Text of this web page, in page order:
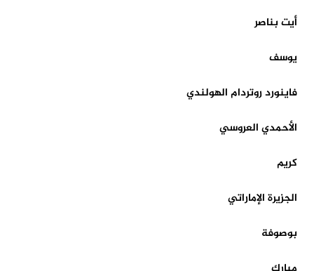
أيت بناصر
يوسف
فاينورد روتردام الهولندي
الأحمدي العروسي
كريم
الجزيرة الإماراتي
بوصوفة